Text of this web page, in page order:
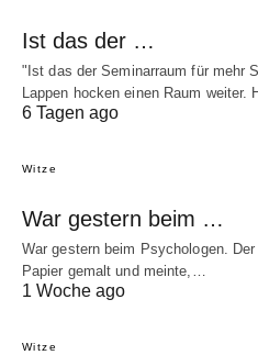
Ist das der …
"Ist das der Seminarraum für mehr
Lappen hocken einen Raum weiter.
6 Tagen ago
Witze
War gestern beim …
War gestern beim Psychologen.
Papier gemalt und meinte,…
1 Woche ago
Witze